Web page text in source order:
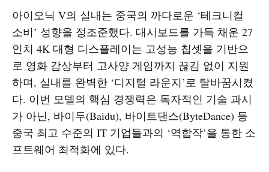
아이오닉 V의 실내는 중국의 까다로운 ‘테크니컬
소비’ 성향을 정조준했다. 대시보드를 가득 채운 27
인치 4K 대형 디스플레이는 고성능 칩셋을 기반으
로 영화 감상부터 고사양 게임까지 끊김 없이 지원
하며, 실내를 완벽한 ‘디지털 라운지’로 탈바꿈시켰
다. 이번 모델의 핵심 경쟁력은 독자적인 기술 과시
가 아닌, 바이두(Baidu), 바이트댄스(ByteDance) 등
중국 최고 수준의 IT 기업들과의 ‘역합작’을 통한 소
프트웨어 최적화에 있다.